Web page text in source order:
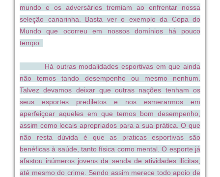
mundo e os adversários tremiam ao enfrentar nossa
seleção canarinha. Basta ver o exemplo da Copa do
Mundo que ocorreu em nossos domínios há pouco
tempo.
Há outras modalidades esportivas em que ainda
não temos tando desempenho ou mesmo nenhum.
Talvez devamos deixar que outras nações tenham os
seus esportes prediletos e nos esmerarmos em
aperfeiçoar aqueles em que temos bom desempenho,
assim como locais apropriados para a sua prática. O que
não resta dúvida é que as praticas esportivas são
benéficas à saúde, tanto física como mental. O esporte já
afastou inúmeros jovens da senda de atividades ilícitas,
até mesmo do crime. Sendo assim merece todo apoio de